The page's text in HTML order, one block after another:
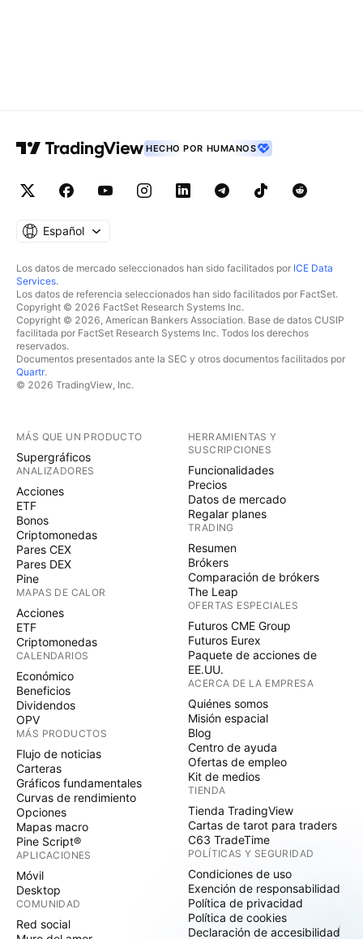
HECHO POR HUMANOS
Español
Los datos de mercado seleccionados han sido facilitados por ICE Data
Services.
Los datos de referencia seleccionados han sido facilitados por FactSet.
Copyright © 2026 FactSet Research Systems Inc.
Copyright © 2026, American Bankers Association. Base de datos CUSIP
facilitada por FactSet Research Systems Inc. Todos los derechos
reservados.
Documentos presentados ante la SEC y otros documentos facilitados por
Quartr.
© 2026 TradingView, Inc.
MÁS QUE UN PRODUCTO
Supergráficos
ANALIZADORES
Acciones
ETF
Bonos
Criptomonedas
Pares CEX
Pares DEX
Pine
MAPAS DE CALOR
Acciones
ETF
Criptomonedas
CALENDARIOS
Económico
Beneficios
Dividendos
OPV
MÁS PRODUCTOS
Flujo de noticias
Carteras
Gráficos fundamentales
Curvas de rendimiento
Opciones
Mapas macro
Pine Script®
APLICACIONES
Móvil
Desktop
COMUNIDAD
Red social
HERRAMIENTAS Y
SUSCRIPCIONES
Funcionalidades
Precios
Datos de mercado
Regalar planes
TRADING
Resumen
Brókers
Comparación de brókers
The Leap
OFERTAS ESPECIALES
Futuros CME Group
Futuros Eurex
Paquete de acciones de
EE.UU.
ACERCA DE LA EMPRESA
Quiénes somos
Misión espacial
Blog
Centro de ayuda
Ofertas de empleo
Kit de medios
TIENDA
Tienda TradingView
Cartas de tarot para traders
C63 TradeTime
POLÍTICAS Y SEGURIDAD
Condiciones de uso
Exención de responsabilidad
Política de privacidad
Política de cookies
Declaración de accesibilidad